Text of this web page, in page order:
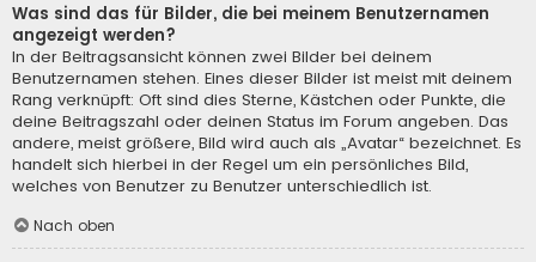
Was sind das für Bilder, die bei meinem Benutzernamen
angezeigt werden?
In der Beitragsansicht können zwei Bilder bei deinem
Benutzernamen stehen. Eines dieser Bilder ist meist mit deinem
Rang verknüpft: Oft sind dies Sterne, Kästchen oder Punkte, die
deine Beitragszahl oder deinen Status im Forum angeben. Das
andere, meist größere, Bild wird auch als „Avatar“ bezeichnet. Es
handelt sich hierbei in der Regel um ein persönliches Bild,
welches von Benutzer zu Benutzer unterschiedlich ist.
Nach oben